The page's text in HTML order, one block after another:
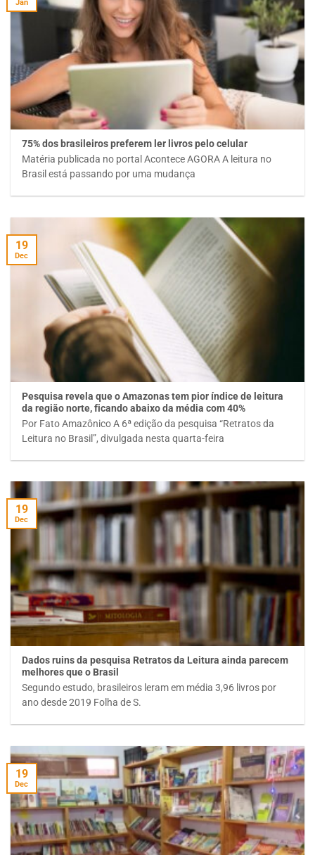
75% dos brasileiros preferem ler livros pelo celular
Matéria publicada no portal Acontece AGORA A leitura no
Brasil está passando por uma mudança
Jan
Pesquisa revela que o Amazonas tem pior índice de leitura
da região norte, ficando abaixo da média com 40%
Por Fato Amazônico A 6ª edição da pesquisa “Retratos da
Leitura no Brasil”, divulgada nesta quarta-feira
19
Dec
Dados ruins da pesquisa Retratos da Leitura ainda parecem
melhores que o Brasil
Segundo estudo, brasileiros leram em média 3,96 livros por
ano desde 2019 Folha de S.
19
Dec
19
Dec